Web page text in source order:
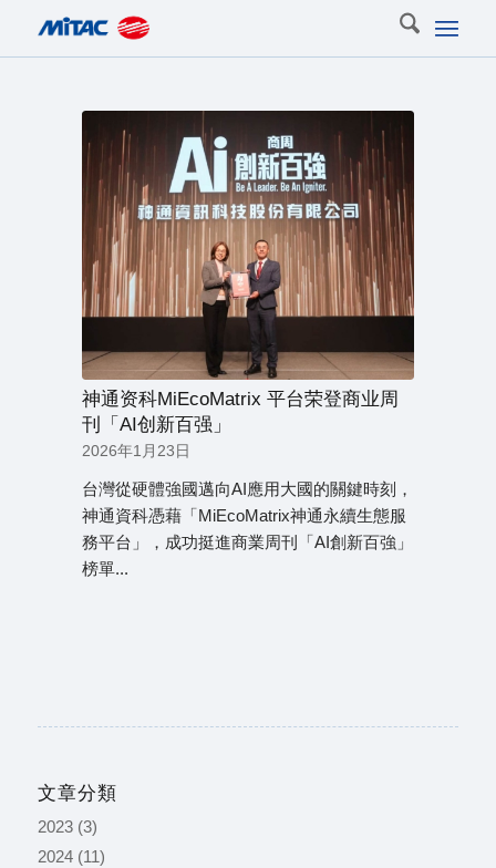
神通资科MiEcoMatrix 平台荣登商业周
刊「AI创新百强」
2026年1月23日
台灣從硬體強國邁向AI應用大國的關鍵時刻，
神通資科憑藉「MiEcoMatrix神通永續生態服
務平台」，成功挺進商業周刊「AI創新百強」
榜單...
文章分類
2023(3)
2024(11)